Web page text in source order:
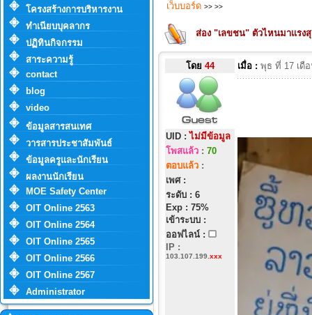
โครงสร้างการบริหารงาน
ทำเนียบบุคลากร
ปฏิทินกิจกรรม
สาระความรู้
contact
blog
video
ข้อมูลสารสนเทศ
วารสารประชาสัมพันธ์
ข้อมูลครูและนักเรียน
ผลงานนักเรียน
MOE Safety Center
OIT Online 2563
OIT Online 2564
OIT Online 2565
OIT Online 2566
OIT Online 2567
Administrator
เว็บบอร์ด >> >>
ส่อง "เลขชน" ตัวไหนมาแรง
โดย 44
UID :ไม่มีข้อมูล
โพสแล้ว : 70
ตอบแล้ว :
เพศ :
ระดับ : 6
Exp : 75%
เข้าระบบ :
ออฟไลน์ :
IP :
103.107.199. xxx
เมื่อ : พุธ ที่ 17 เดื